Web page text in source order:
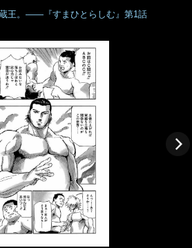
王。――『すまひとらしむ』第1話